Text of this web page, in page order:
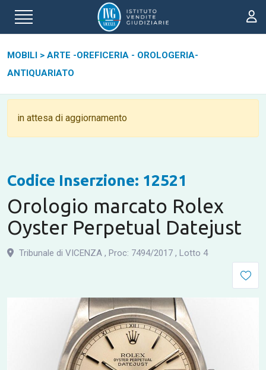
MOBILI > ARTE -OREFICERIA - OROLOGERIA-
ANTIQUARIATO
in attesa di aggiornamento
Codice Inserzione: 12521
Orologio marcato Rolex
Oyster Perpetual Datejust
Tribunale di VICENZA , Proc: 7494/2017 , Lotto 4